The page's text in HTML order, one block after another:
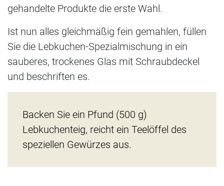
gehandelte Produkte die erste Wahl.
Ist nun alles gleichmäßig fein gemahlen, füllen
Sie die Lebkuchen-Spezialmischung in ein
sauberes, trockenes Glas mit Schraubdeckel
und beschriften es.
Backen Sie ein Pfund (500 g)
Lebkuchenteig, reicht ein Teelöffel des
speziellen Gewürzes aus.